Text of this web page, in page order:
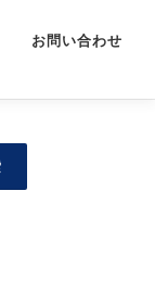
お問い合わせ